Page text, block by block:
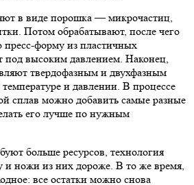
в виде порошка — микрочастиц,
Потом обрабатывают, после чего
форму из пластичных
под высоким давлением. Наконец,
твердофазным и двухфазным
и давлении. В процессе
сплав можно добавить самые разные
его лучше по нужным
больше ресурсов, технология
и ножи из них дороже. В то же время,
все остатки можно снова